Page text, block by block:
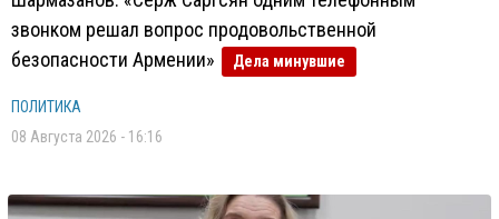
звонком решал вопрос продовольственной
безопасности Армении»
Дела минувшие
ПОЛИТИКА
08 Августа 2026 - 16:16